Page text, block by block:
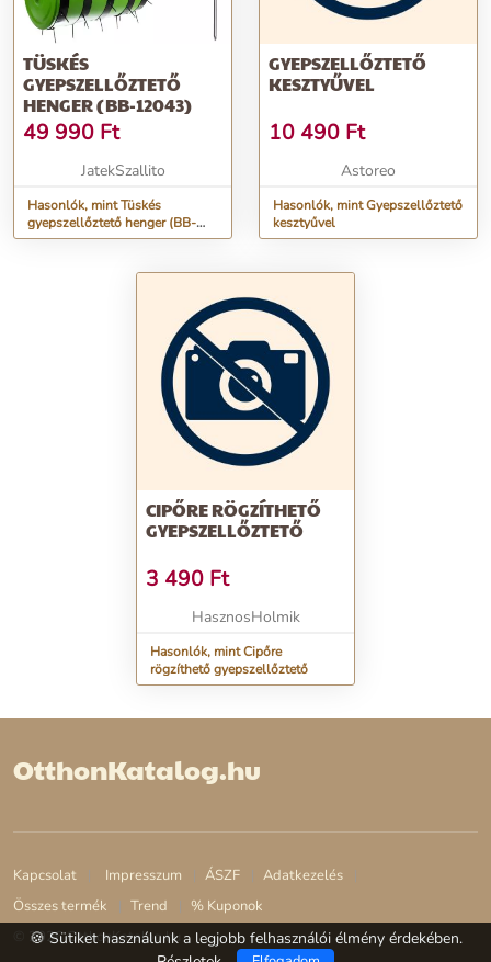
TÜSKÉS
GYEPSZELLŐZTETŐ
HENGER (BB-12043)
49 990 Ft
JatekSzallito
Hasonlók, mint Tüskés
gyepszellőztető henger (BB-
12043)
GYEPSZELLŐZTETŐ
KESZTYŰVEL
10 490 Ft
Astoreo
Hasonlók, mint Gyepszellőztető
kesztyűvel
CIPŐRE RÖGZÍTHETŐ
GYEPSZELLŐZTETŐ
3 490 Ft
HasznosHolmik
Hasonlók, mint Cipőre
rögzíthető gyepszellőztető
OtthonKatalog.hu
Kapcsolat Impresszum ÁSZF
Adatkezelés
Összes termék
Trend
% Kuponok
© 2026 OtthonKatalog.hu
🍪 Sütiket használunk a legjobb felhasználói élmény érdekében.